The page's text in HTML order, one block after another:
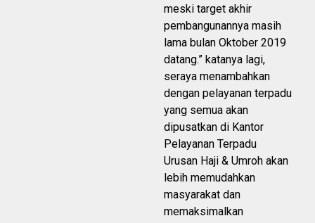
meski target akhir
pembangunannya masih
lama bulan Oktober 2019
datang.” katanya lagi,
seraya menambahkan
dengan pelayanan terpadu
yang semua akan
dipusatkan di Kantor
Pelayanan Terpadu
Urusan Haji & Umroh akan
lebih memudahkan
masyarakat dan
memaksimalkan